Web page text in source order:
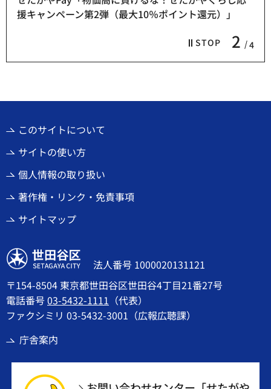
STOP 2 4
援キャンペーン第2弾（最大10％ポイント還元）」
このサイトについて
サイトの使い方
個人情報の取り扱い
著作権・リンク・免責事項
サイトマップ
世田谷区
法人番号 1000020131121
〒154-8504 東京都世田谷区世田谷4丁目21番27号
電話番号03-5432-1111 （代表）
ファクシミリ 03-5432-3001（広報広聴課）
庁舎案内